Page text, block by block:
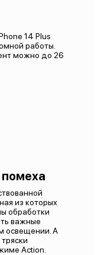
14 Plus
работы.
можно до 26
из которых
обработки
важные
освещении. А
Action.